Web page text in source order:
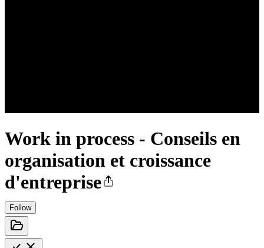
Work in process - Conseils en
organisation et croissance
d'entreprise
Follow